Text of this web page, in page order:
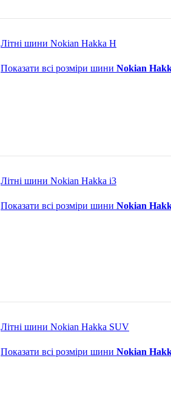
Літні шини Nokian Hakka H
Показати всі розміри шини Nokian
Літні шини Nokian Hakka i3
Показати всі розміри шини Nokian
Літні шини Nokian Hakka SUV
Показати всі розміри шини Nokian